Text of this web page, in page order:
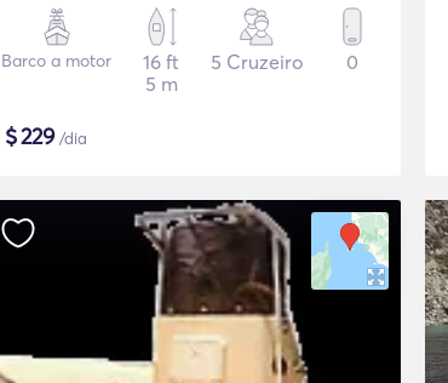
Barco a motor
16 ft
5 m
5 Cruzeiro 0
$229/dia